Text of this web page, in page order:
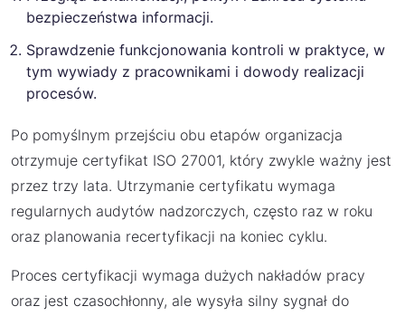
bezpieczeństwa informacji.
Sprawdzenie funkcjonowania kontroli w praktyce, w
tym wywiady z pracownikami i dowody realizacji
procesów.
Po pomyślnym przejściu obu etapów organizacja
otrzymuje certyfikat ISO 27001, który zwykle ważny jest
przez trzy lata. Utrzymanie certyfikatu wymaga
regularnych audytów nadzorczych, często raz w roku
oraz planowania recertyfikacji na koniec cyklu.
Proces certyfikacji wymaga dużych nakładów pracy
oraz jest czasochłonny, ale wysyła silny sygnał do